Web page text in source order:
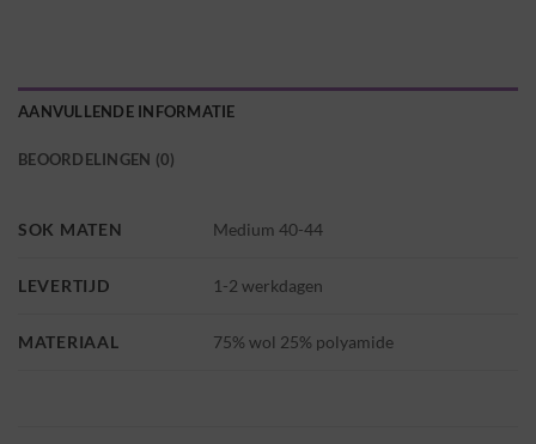
AANVULLENDE INFORMATIE
BEOORDELINGEN (0)
SOK MATEN Medium 40-44
LEVERTIJD 1-2 werkdagen
MATERIAAL 75% wol 25% polyamide